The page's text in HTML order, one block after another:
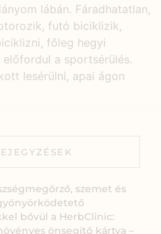
lábán. Fáradhatatlan,
futó biciklizik,
főleg hegyi
a sportsérülés.
lesérülni, apai ágon
szemet és
bővül a HerbClinic:
önsegítő kártya –